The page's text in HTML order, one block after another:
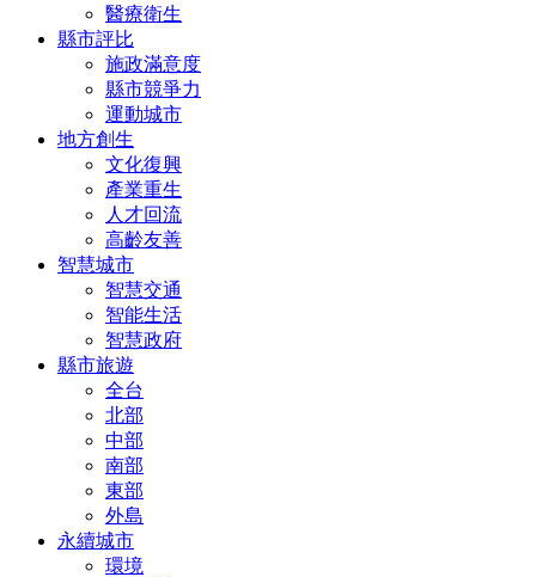
醫療衛生
縣市評比
施政滿意度
縣市競爭力
運動城市
地方創生
文化復興
產業重生
人才回流
高齡友善
智慧城市
智慧交通
智能生活
智慧政府
縣市旅遊
全台
北部
中部
南部
東部
外島
永續城市
環境